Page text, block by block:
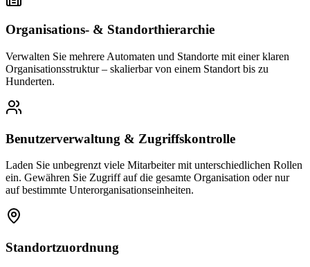
Organisations- & Standorthierarchie
Verwalten Sie mehrere Automaten und Standorte mit einer klaren
Organisationsstruktur – skalierbar von einem Standort bis zu
Hunderten.
Benutzerverwaltung & Zugriffskontrolle
Laden Sie unbegrenzt viele Mitarbeiter mit unterschiedlichen Rollen
ein. Gewähren Sie Zugriff auf die gesamte Organisation oder nur
auf bestimmte Unterorganisationseinheiten.
Standortzuordnung